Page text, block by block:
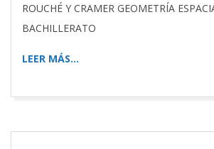
ROUCHÉ Y CRAMER GEOMETRÍA
BACHILLERATO
LEER MÁS…